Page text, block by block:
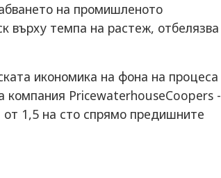
на промишленото
върху темпа на растеж, отбелязва
икономика на фона на процеса
компания PricewaterhouseCoopers -
от 1,5 на сто спрямо предишните